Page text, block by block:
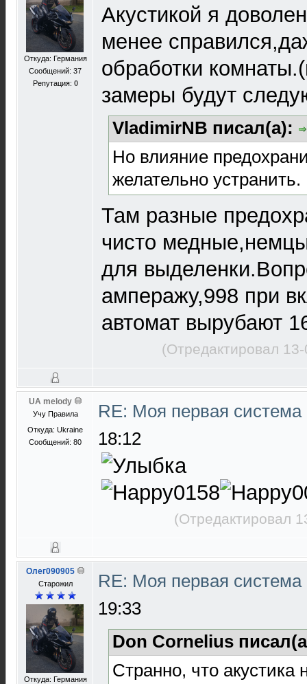
Откуда: Германия
Сообщений: 37
Репутация: 0
Акустикой я
менее
обработки
замеры будут
VladimirNB писал(а):
Но влияние
желательно устранить.
Там разные
чисто
для
амперажу,998 при
автомат вырубают
(Отредактировал
UA melody
Учу Правила
Откуда: Ukraine
Сообщений: 80
RE: Моя первая
18:12
(Отредактировал
Олег090905
Старожил
Откуда: Германия
RE: Моя первая
19:33
Don Cornelius
Странно, что акустика